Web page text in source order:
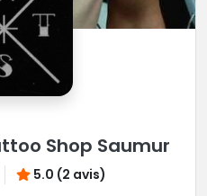
Shop Saumur
5.0 (2 avis)